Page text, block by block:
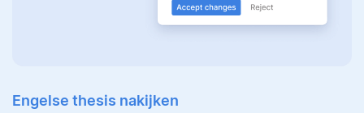
Engelse thesis nakijken